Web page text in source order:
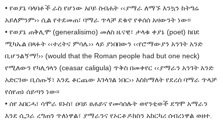
• የወያኔ ባላባቶች ራስ የሆነው አቦይ ስብሐት ‹‹ያማራ ለማኙ እንኳን ከትግሬ
አይለምንም›› ሲል የተደመጠ፣ ባማራ ጥላቻ ደቁኖ የቀሰሰ አዛውንት ነው፡፡
• የወያኔ ጠቅሊሞ (generalisimo) መለስ ዜናዊ፣ ታላቁ ቀያኔ (poet) ከበደ
ሚካኤል በጻፉት ‹‹ተረትና ምሳሌ›› ላይ ያነበበውን ‹‹የሮማውያን አንገት አንድ
ቢሆንልኝማ!›› (would that the Roman people had but one neck)
የሚለውን የካሊጎላን (ceasar caligula) ጥቅስ በመቀየር ‹‹ያማራን አንገት አንድ
አድርገው ቢሰጡኝ፣ አንዴ ቆርጨው እገላገል ነበር›› እስከማለት የደረሰ ባማራ ጥላቻ
የሰየጠነ ሰይጣን ነው፡፡
• ሰየ አበርሓ፣ ሳሞራ ዩኑስ፣ ዐባይ ፀሐይና የመሳሰሉት ወየንቲወች ደግሞ አማራን
እንደ ሲጋራ ረግጠን ጥለነዋል፣ ያማራንና የኦርቶዶክስን አከርካሪ ሰብረነዋል ወዘተ.